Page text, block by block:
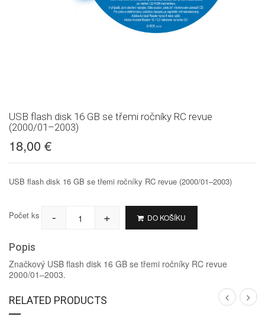
USB flash disk 16 GB se třemi ročníky RC revue
(2000/01–2003)
18,00 €
USB flash disk 16 GB se třemi ročníky RC revue (2000/01–2003)
Počet ks - + DO KOŠÍKU
Popis
Značkový USB flash disk 16 GB se třemi ročníky RC revue
2000/01–2003.
RELATED PRODUCTS